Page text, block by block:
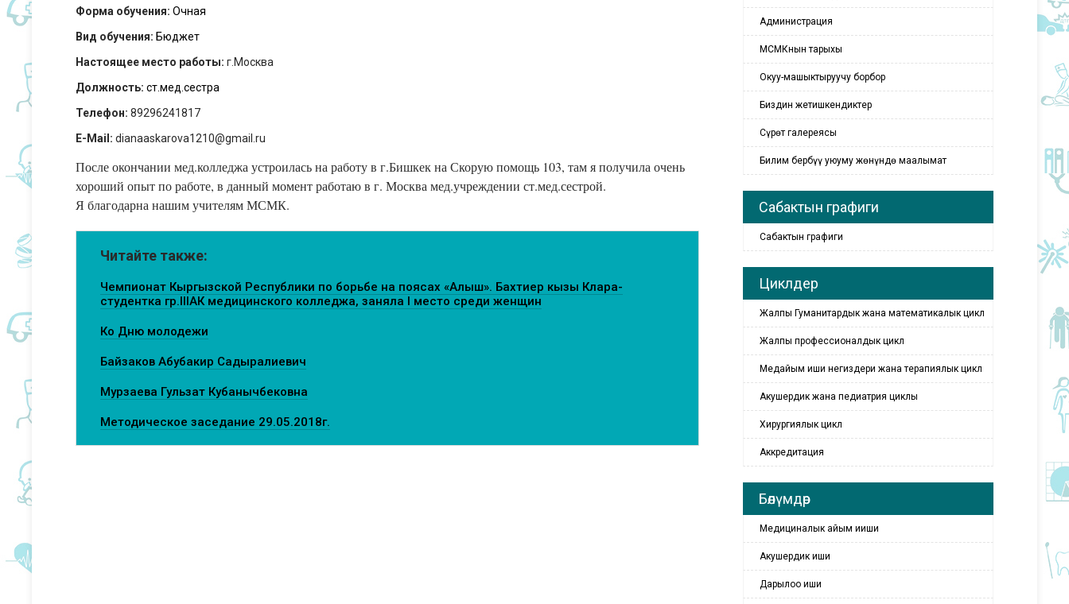
Форма обучения: Очная
Вид обучения: Бюджет
Настоящее место работы: г.Москва
Должность: ст.мед.сестра
Телефон: 89296241817
E-Mail: dianaaskarova1210@gmail.ru
После окончании мед.колледжа устроилась на работу в г.Бишкек на Скорую помощь 103, там я получила очень
хороший опыт по работе, в данный момент работаю в г. Москва мед.учреждении ст.мед.сестрой.
Я благодарна нашим учителям МСМК.
Читайте также:
Чемпионат Кыргызской Республики по борьбе на поясах «Алыш». Бахтиер кызы Клара-
студентка гр.IIIАК медицинского колледжа, заняла I место среди женщин
Ко Дню молодежи
Байзаков Абубакир Садыралиевич
Мурзаева Гульзат Кубанычбековна
Методическое заседание 29.05.2018г.
Администрация
МСМКнын тарыхы
Окуу-машыктыруучу борбор
Биздин жетишкендиктер
Сүрөт галереясы
Билим бербүү уюуму жөнүндө маалымат
Сабактын графиги
Сабактын графиги
Циклдер
Жалпы Гуманитардык жана математикалык цикл
Жалпы профессионалдык цикл
Медайым иши негиздери жана терапиялык цикл
Акушердик жана педиатрия циклы
Хирургиялык цикл
Аккредитация
Бөлүмдөр
Медициналык айым ииши
Акушердик иши
Дарылоо иши